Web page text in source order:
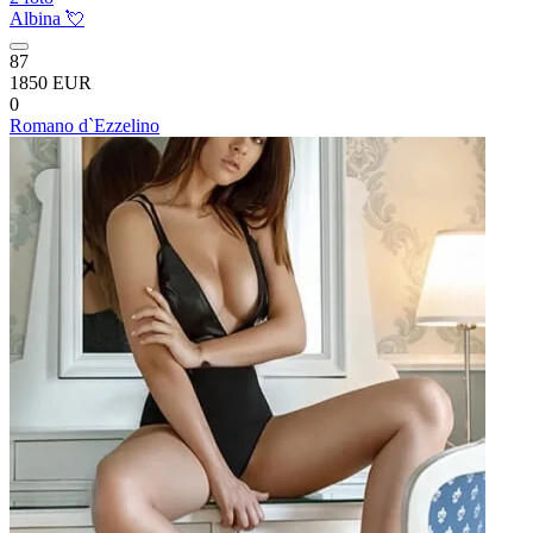
Albina 💘
87
1850 EUR
0
Romano d`Ezzelino